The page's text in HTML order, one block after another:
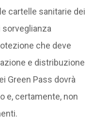
cartelle sanitarie dei
sorveglianza
che deve
e distribuzione
Green Pass dovrà
e, certamente, non